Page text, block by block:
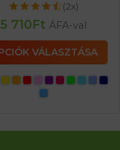
(2x)
5 710Ft ÁFA-val
VÁLASZTÁSA